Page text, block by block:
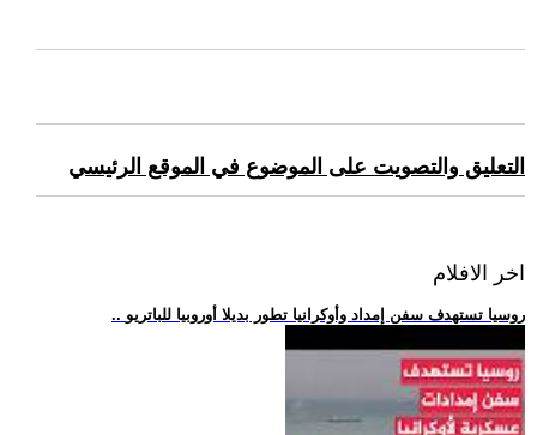
التعليق والتصويت على الموضوع في الموقع الرئيسي
اخر الافلام
.. روسيا تستهدف سفن إمداد وأوكرانيا تطور بديلا أوروبيا للباتريو